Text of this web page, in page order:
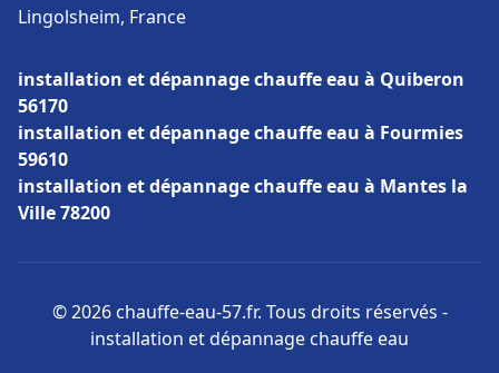
Lingolsheim, France
installation et dépannage chauffe eau à Quiberon
56170
installation et dépannage chauffe eau à Fourmies
59610
installation et dépannage chauffe eau à Mantes la
Ville 78200
© 2026 chauffe-eau-57.fr. Tous droits réservés -
installation et dépannage chauffe eau